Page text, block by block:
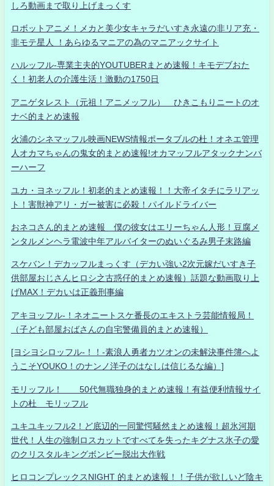
しろ動画まで取り上げまっくす
ロボットアニメ！メカと美少女キャラだいすき永遠の非リア充・
非モテ星人 ！あらゆるマニアの為のマニアックサイト
ハルッフル-専業主夫的YOUTUBERまとめ速報！キモデブおた
く！初老人の介護生活！激動の1750日
アニゲタレスト（元祖！アニメッフル） ひきこもりニートのオ
ナベ的まとめ速報
火浦のシネマッフル映画NEWS情報ポータブルの杜！オネエ管理
人オカマちゃんの鬼女的まとめ速報!オカマッフルアタックナンバ
ーハーフ
ユカ・ヨネッフル！初老的まとめ速報！！大帝イタチにラリアッ
ト！害獣神アリ・ガー被害に必殺！パイルドライバー
おネコさん的まとめ速報 僕の彼女はエリーちゃん人形！豆腐メ
ンタルメンヘラ電波中年アルバイターのぬいぐるみ男子末路編
スケバン！デカッフルまっくす（デカい強い2次元嫁だいすき子
供部屋おじさんヒロシ之古惑仔的まとめ速報）話題な動画取り上
げMAX！デカいは正義刑事編
アキヨッフル-！ネオニートスケ番長のエキストラ芸能情報局！
（子ども部屋おばさんの自宅警備員的まとめ速報）
[ヨシヨシロッフル-！！-素浪人勇者カツオンの未解決事件簿へよ
うこそYOUKO！のナンノ洋子のはなしは信じるな編）]
モリッフル！ 50代無職独身的まとめ速報！有益便利情報サイ
トの杜 モリッフル
ユキユキッフル2！ど底辺的一同驚愕騒然まとめ速報！超氷河期
世代！人生の強制ロスカットですべてを失ったキグナス氷子の愛
のクリスタルキングボンビー脱出大作戦
ヒロコンプレックスNIGHT 的まとめ速報！！子供が欲しいど陰キ